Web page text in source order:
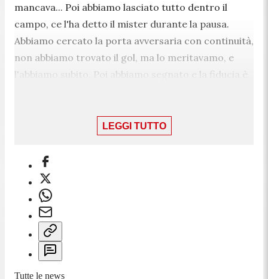
mancava... Poi abbiamo lasciato tutto dentro il
campo, ce l'ha detto il mister durante la pausa.
Abbiamo cercato la porta avversaria con continuità,
non abbiamo trovato il gol, ma lo meritavamo, e
l'abbiamo subito. Poi abbiamo segnato e la fiducia è
condiviso con lui tutte le recenti vittoria
fortuna di aver a fianco quando ha vinto il suo
ottavo Pallone d'Oro. Sono emozioni incredibili che
porterò sempre con me perché è il migliore di
sempre. Abbiamo lottatto per lui, per noi e per tutte
le famiglie di tifosi che hanno riempito lo stadio".
20:39
LEGGI TUTTO
Tutte le news